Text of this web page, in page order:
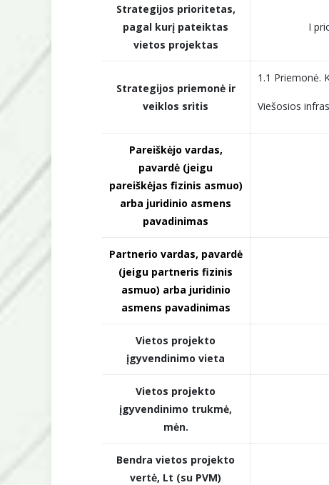
Strategijos prioritetas,
pagal kurį pateiktas
vietos projektas
I
Strategijos priemonė ir
veiklos sritis
1.1 Priemonė.
Viešosios
Pareiškėjo vardas,
pavardė (jeigu
pareiškėjas fizinis asmuo)
arba juridinio asmens
pavadinimas
Partnerio vardas, pavardė
(jeigu partneris fizinis
asmuo) arba juridinio
asmens pavadinimas
Vietos projekto
įgyvendinimo vieta
Vietos projekto
įgyvendinimo trukmė,
mėn.
Bendra vietos projekto
vertė, Lt (su PVM)